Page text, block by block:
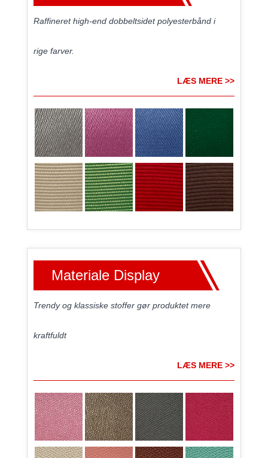
Raffineret high-end dobbeltsidet polyesterbånd i
rige farver.
LÆS MERE >>
Materiale Display
Trendy og klassiske stoffer gør produktet mere
kraftfuldt
LÆS MERE >>